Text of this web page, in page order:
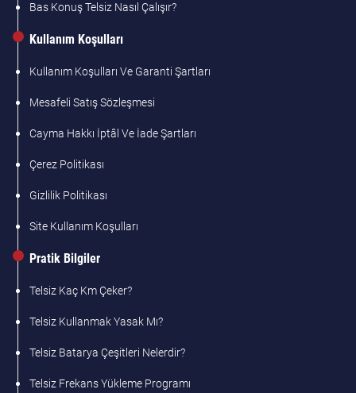
Bas Konuş Telsiz Nasıl Çalışır?
Kullanım Koşulları
Kullanım Koşulları Ve Garanti Şartları
Mesafeli Satış Sözleşmesi
Cayma Hakkı İptâl Ve İade Şartları
Çerez Politikası
Gizlilik Politikası
Site Kullanım Koşulları
Pratik Bilgiler
Telsiz Kaç Km Çeker?
Telsiz Kullanmak Yasak Mı?
Telsiz Batarya Çeşitleri Nelerdir?
Telsiz Frekans Yükleme Programı